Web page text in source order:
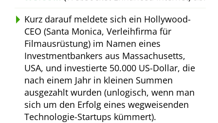
Kurz darauf meldete sich ein Hollywood-
CEO (Santa Monica, Verleihfirma für
Filmausrüstung) im Namen eines
Investmentbankers aus Massachusetts,
USA, und investierte 50.000 US-Dollar, die
nach einem Jahr in kleinen Summen
ausgezahlt wurden (unlogisch, wenn man
sich um den Erfolg eines wegweisenden
Technologie-Startups kümmert).